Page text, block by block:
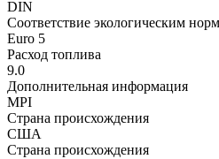
DIN
Соответствие экологическим
Euro 5
Расход топлива
9.0
Дополнительная информация
MPI
Страна происхождения
США
Страна происхождения